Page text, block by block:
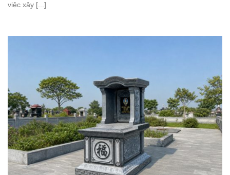
việc xây [...]